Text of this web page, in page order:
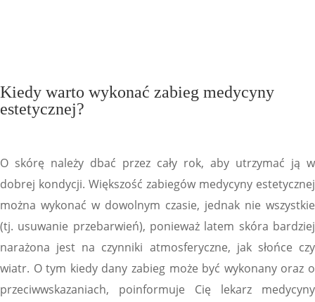
Kiedy warto wykonać zabieg medycyny
estetycznej?
O skórę należy dbać przez cały rok, aby utrzymać ją w
dobrej kondycji. Większość zabiegów medycyny estetycznej
można wykonać w dowolnym czasie, jednak nie wszystkie
(tj. usuwanie przebarwień), ponieważ latem skóra bardziej
narażona jest na czynniki atmosferyczne, jak słońce czy
wiatr. O tym kiedy dany zabieg może być wykonany oraz o
przeciwwskazaniach, poinformuje Cię lekarz medycyny